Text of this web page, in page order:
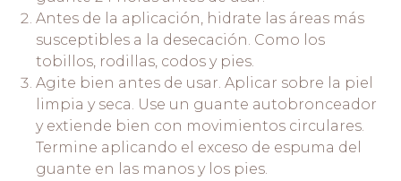
Antes de la aplicación, hidrate las áreas más
susceptibles a la desecación. Como los
tobillos, rodillas, codos y pies.
Agite bien antes de usar. Aplicar sobre la piel
limpia y seca. Use un guante autobronceador
y extiende bien con movimientos circulares.
Termine aplicando el exceso de espuma del
guante en las manos y los pies.